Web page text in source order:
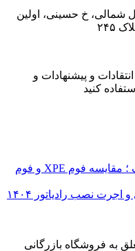
بعد ۱۶متری اول شمالی، خ حسینی، اولین
و پیشنهادات و
کنید
بهترین فوم برای گرمایش از کف ؛ مقایسه فوم XPE و فوم
نصب رادیاتور ۱۴۰۴
به فروشگاه بازرگانی